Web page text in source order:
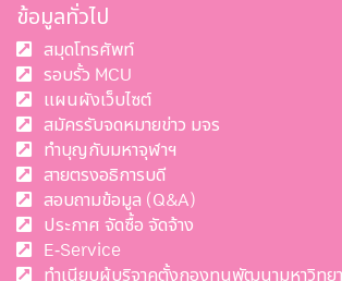
ข้อมูลทั่วไป
สมุดโทรศัพท์
รอบรั้ว MCU
แผนผังเว็บไซต์
สมัครรับจดหมายข่าว มจร
ทำบุญกับมหาจุฬาฯ
สายตรงอธิการบดี
สอบถามข้อมูล (Q&A)
ประกาศ จัดซื้อ จัดจ้าง
E-Service
ทำเนียบผู้บริจาคตั้งกองทุนพัฒนามหาวิทย